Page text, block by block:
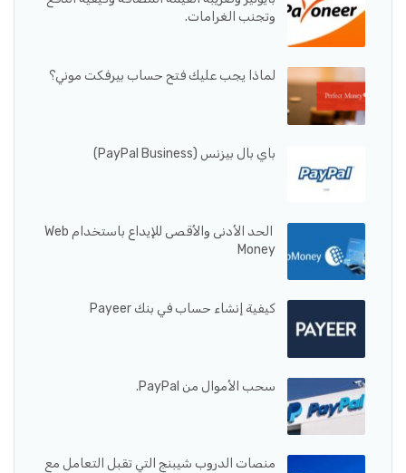
وتجنب الغرامات.
لماذا يجب عليك فتح حساب بيرفكت موني؟
باي بال بيزنس (PayPal Business)
الحد الأدنى والأقصى للإيداع باستخدام Web
Money
كيفية إنشاء حساب في بنك Payeer
سحب الأموال من PayPal.
منصات الدروب شيبنج التي تقبل التعامل مع